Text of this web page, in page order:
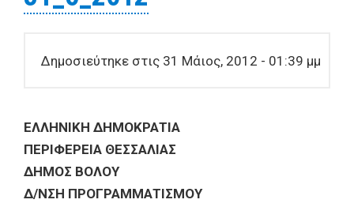
Δημοσιεύτηκε στις 31 Μάιος, 2012 - 01:39 μμ
ΕΛΛΗΝΙΚΗ ΔΗΜΟΚΡΑΤΙΑ
ΠΕΡΙΦΕΡΕΙΑ ΘΕΣΣΑΛΙΑΣ
ΔΗΜΟΣ ΒΟΛΟΥ
Δ/ΝΣΗ ΠΡΟΓΡΑΜΜΑΤΙΣΜΟΥ